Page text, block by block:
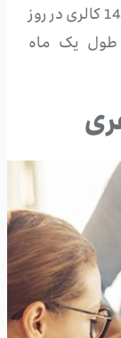
ساز بیشتر + 110 کالری کاهش اشتها = 144 کالری در روز
در طول یک ماه